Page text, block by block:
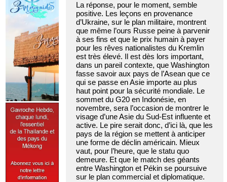
La réponse, pour le moment, semble
positive. Les leçons en provenance
d’Ukraine, sur le plan militaire, montrent
que même l’ours Russe peine à parvenir
à ses fins et que le prix humain à payer
pour les rêves nationalistes du Kremlin
est très élevé. Il est dès lors important,
dans un pareil contexte, que Washington
fasse savoir aux pays de l’Asean que ce
qui se passe en Asie importe au plus
haut point pour la sécurité mondiale. Le
sommet du G20 en Indonésie, en
novembre, sera l’occasion de montrer le
visage d’une Asie du Sud-Est influente et
active. Le pire serait donc, d’ici là, que les
pays de la région se mettent à anticiper
une forme de déclin américain. Mieux
vaut, pour l’heure, que le statu quo
demeure. Et que le match des géants
entre Washington et Pékin se poursuive
sur le plan commercial et diplomatique.